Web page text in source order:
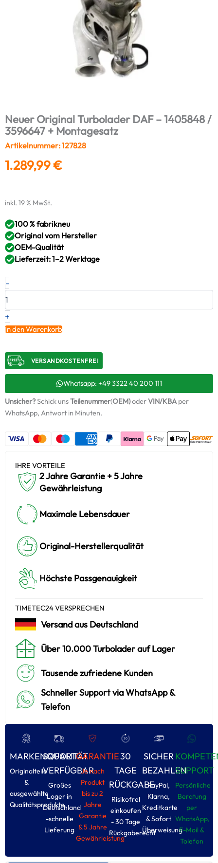
Neuer Original Turbolader DAF – 1405848 /
3596647 + Montagesatz
Artikelnummer: 127828
1.289,99€
inkl. 19 % MwSt.
100 % fabrikneu
Original vom Hersteller
OEM-Qualität
Lieferzeit: 1–2 Werktage
-
Neuer
Original
–
1405848
/
+
Montagesatz
Menge
+
In den Warenkorb
VERSANDKOSTENFREI​
Whatsapp: +49 3322 40 200 111
Unsicher?Schick unsTeilenummer(OEM)oderVIN/KBAper
WhatsApp, Antwort in Minuten.
IHRE VORTEILE
2 Jahre Garantie + 5 Jahre
Gewährleistung
Maximale Lebensdauer
Original-Herstellerqualität
Höchste Passgenauigkeit
TIMETEC24 VERSPRECHEN
Versand aus Deutschland
Über 10.000 Turbolader auf Lager
Tausende zufriedene Kunden
Schneller Support via WhatsApp &
Telefon
MARKENQUALITÄT
Originalteile
&
ausgewählte
Qualitätsprodukte
SOFORT
VERFÜGBAR
Großes
Loger in
Deutschland
-schnelle
Lieferung
GARANTIE
Je nach
Produkt
bis zu 2
Jahre
Garantie
& 5 Jahre
Gewährleistung
30
TAGE
RÜCKGABE
Risikofrel
einkoufen
- 30 Tage
Rückgaberecht
SICHER
BEZAHLEN
PayPal,
Klarna,
Kreditkarte
& Sofort
Überweisung
SUPPORT
Persönliche
Beratung
per
WhatsApp,
E-Moil &
Tolefon